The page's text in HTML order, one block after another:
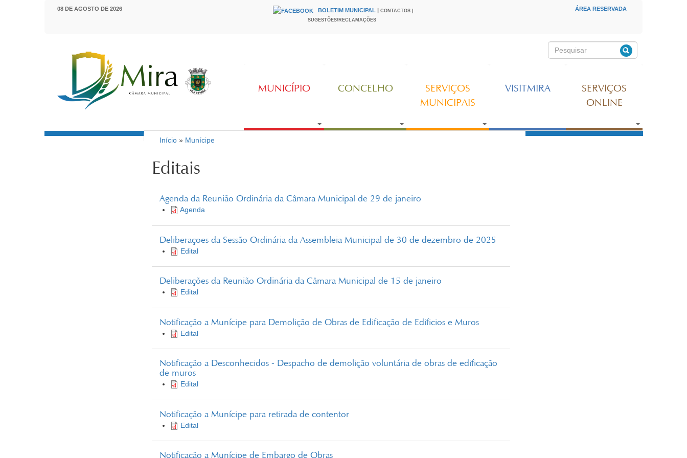
Passar para o conteúdo principal
08 DE AGOSTO DE 2026
HEADER
BOLETIM MUNICIPAL |CONTACTOS |
SUGESTÕES/RECLAMAÇÕES
ÁREA RESERVADA
Formulário de
Pesquisar
MUNICÍPIO CONCELHO
SERVIÇOS
MUNICIPAIS
VISITMIRA
SERVIÇOS
ONLINE
Início » Munícipe
Editais
Agenda da Reunião Ordinária da Câmara Municipal de 29 de janeiro
Agenda
Deliberaçoes da Sessão Ordinária da Assembleia Municipal de 30 de dezembro de 2025
Edital
Deliberações da Reunião Ordinária da Câmara Municipal de 15 de janeiro
Edital
Notificação a Munícipe para Demolição de Obras de Edificação de Edificios e Muros
Edital
Notificação a Desconhecidos - Despacho de demolição voluntária de obras de edificação
de muros
Edital
Notificação a Munícipe para retirada de contentor
Edital
Notificação a Munícipe de Embargo de Obras